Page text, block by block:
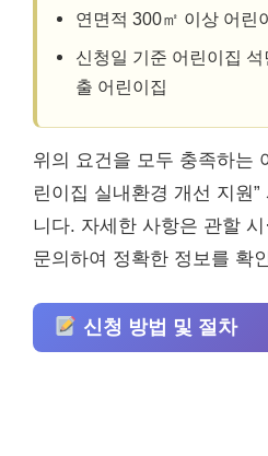
연면적 300㎡ 이상 어린
신청일 기준 어린이집
출 어린이집
위의 요건을 모두 충족하는
린이집 실내환경 개선 지원
니다. 자세한 사항은 관할 시
문의하여 정확한 정보를 확
신청 방법 및 절차